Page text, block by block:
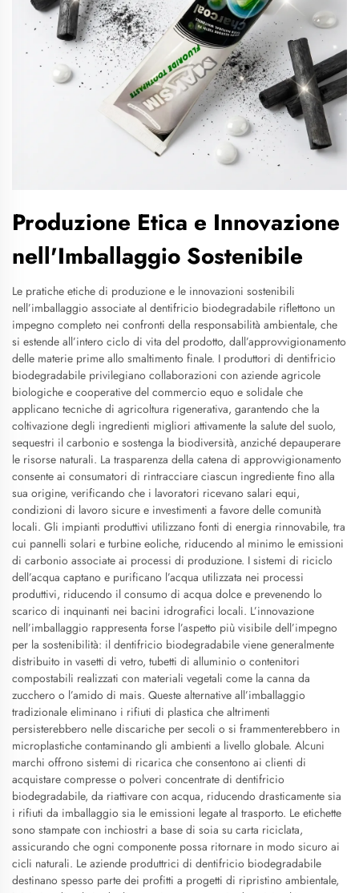
Produzione Etica e Innovazione
nell'Imballaggio Sostenibile
Le pratiche etiche di produzione e le innovazioni sostenibili
nell’imballaggio associate al dentifricio biodegradabile riflettono un
impegno completo nei confronti della responsabilità ambientale, che
si estende all’intero ciclo di vita del prodotto, dall’approvvigionamento
delle materie prime allo smaltimento finale. I produttori di dentifricio
biodegradabile privilegiano collaborazioni con aziende agricole
biologiche e cooperative del commercio equo e solidale che
applicano tecniche di agricoltura rigenerativa, garantendo che la
coltivazione degli ingredienti migliori attivamente la salute del suolo,
sequestri il carbonio e sostenga la biodiversità, anziché depauperare
le risorse naturali. La trasparenza della catena di approvvigionamento
consente ai consumatori di rintracciare ciascun ingrediente fino alla
sua origine, verificando che i lavoratori ricevano salari equi,
condizioni di lavoro sicure e investimenti a favore delle comunità
locali. Gli impianti produttivi utilizzano fonti di energia rinnovabile, tra
cui pannelli solari e turbine eoliche, riducendo al minimo le emissioni
di carbonio associate ai processi di produzione. I sistemi di riciclo
dell’acqua captano e purificano l’acqua utilizzata nei processi
produttivi, riducendo il consumo di acqua dolce e prevenendo lo
scarico di inquinanti nei bacini idrografici locali. L’innovazione
nell’imballaggio rappresenta forse l’aspetto più visibile dell’impegno
per la sostenibilità: il dentifricio biodegradabile viene generalmente
distribuito in vasetti di vetro, tubetti di alluminio o contenitori
compostabili realizzati con materiali vegetali come la canna da
zucchero o l’amido di mais. Queste alternative all’imballaggio
tradizionale eliminano i rifiuti di plastica che altrimenti
persisterebbero nelle discariche per secoli o si frammenterebbero in
microplastiche contaminando gli ambienti a livello globale. Alcuni
marchi offrono sistemi di ricarica che consentono ai clienti di
acquistare compresse o polveri concentrate di dentifricio
biodegradabile, da riattivare con acqua, riducendo drasticamente sia
i rifiuti da imballaggio sia le emissioni legate al trasporto. Le etichette
sono stampate con inchiostri a base di soia su carta riciclata,
assicurando che ogni componente possa ritornare in modo sicuro ai
cicli naturali. Le aziende produttrici di dentifricio biodegradabile
destinano spesso parte dei profitti a progetti di ripristino ambientale,